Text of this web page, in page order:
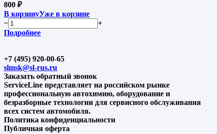
800 ₽
В корзинуУже в корзине
−
+
Подробнее
+7 (495) 920-00-65
slmsk@sl-rus.ru
Заказать обратный звонок
ServiceLine представляет на российском рынке
профессиональную автохимию, оборудование и
безразборные технологии для сервисного обслуживания
всех систем автомобиля.
Политика конфиденциальности
Публичная оферта